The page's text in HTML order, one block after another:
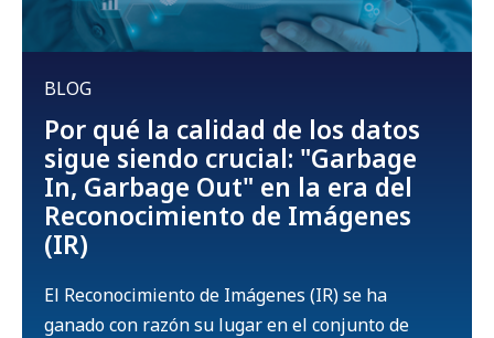
BLOG
Por qué la calidad de los datos
sigue siendo crucial: "Garbage
In, Garbage Out" en la era del
Reconocimiento de Imágenes
(IR)
El Reconocimiento de Imágenes (IR) se ha
ganado con razón su lugar en el conjunto de